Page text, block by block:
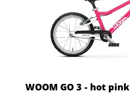
WOOM GO 3 - hot pink